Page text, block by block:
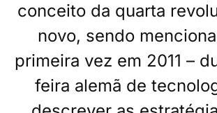
conceito da quarta
novo, sendo
primeira vez em 2011 –
feira alemã de